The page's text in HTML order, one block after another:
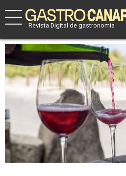
Revista Digital de gastronomía